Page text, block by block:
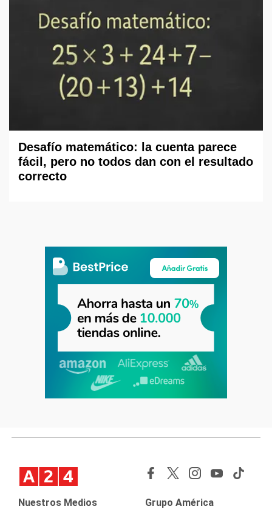
Desafío matemático: la cuenta parece
fácil, pero no todos dan con el resultado
correcto
Nuestros Medios Grupo América